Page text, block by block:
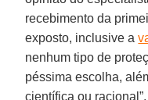
recebimento da
exposto, inclusive a
nenhum tipo de
péssima escolha,
científica ou